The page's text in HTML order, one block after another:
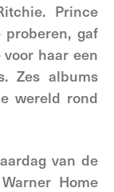
Prince
gaf
haar een
Zes albums
wereld rond
van de
Home